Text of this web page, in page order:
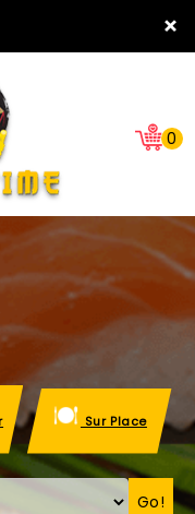
×
0
Sur Place
Go!